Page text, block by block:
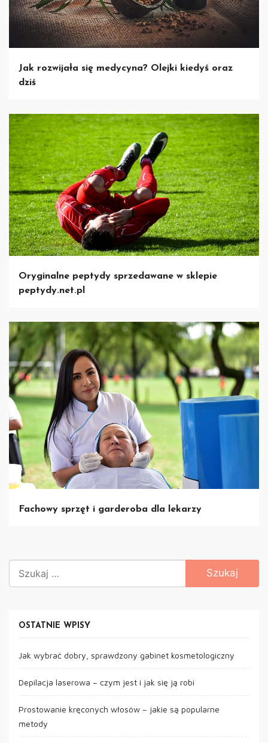
Jak rozwijała się medycyna? Olejki kiedyś oraz
dziś
Oryginalne peptydy sprzedawane w sklepie
peptydy.net.pl
Fachowy sprzęt i garderoba dla lekarzy
OSTATNIE WPISY
Jak wybrać dobry, sprawdzony gabinet kosmetologiczny
Depilacja laserowa – czym jest i jak się ją robi
Prostowanie kręconych włosów – jakie są popularne
metody